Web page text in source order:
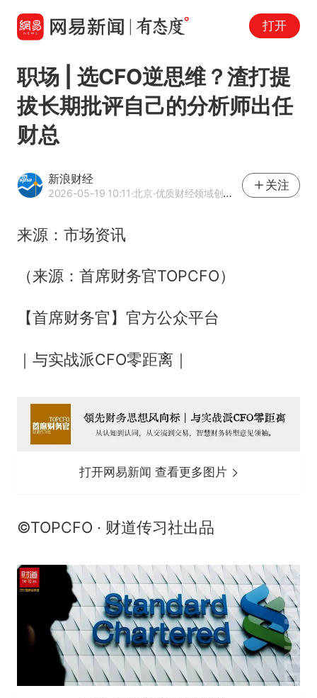
打开
职场 | 选CFO逆思维？渣打提
拔长期批评自己的分析师出任
财总
新浪财经
2026-05-19 10:11·北京·优质财经领域创作者
关注
来源：市场资讯
（来源：首席财务官TOPCFO）
【首席财务官】官方公众平台
｜与实战派CFO零距离｜
打开网易新闻 查看更多图片
©TOPCFO · 财道传习社出品